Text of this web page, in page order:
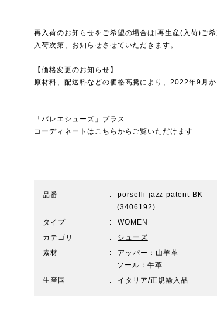
再入荷のお知らせをご希望の場合は[再生産(入荷)ご
入荷次第、お知らせさせていただきます。
【価格変更のお知らせ】
原材料、配送料などの価格高騰により、2022年9月
「バレエシューズ」プラス
コーディネートはこちらからご覧いただけます
品番
porselli-jazz-patent-BK
(3406192)
タイプ
WOMEN
カテゴリ
シューズ
素材
アッパー：山羊革
ソール：牛革
生産国
イタリア/正規輸入品